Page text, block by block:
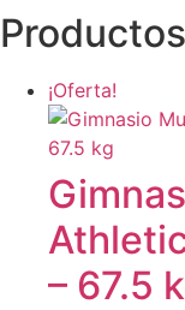
¡Oferta!
– 67.5